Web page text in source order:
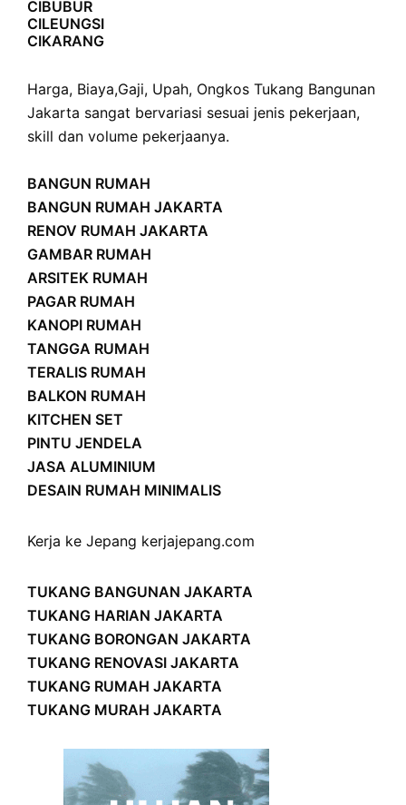
CIBUBUR
CILEUNGSI
CIKARANG
Harga, Biaya,Gaji, Upah, Ongkos Tukang Bangunan
Jakarta sangat bervariasi sesuai jenis pekerjaan,
skill dan volume pekerjaanya.
BANGUN RUMAH
BANGUN RUMAH JAKARTA
RENOV RUMAH JAKARTA
GAMBAR RUMAH
ARSITEK RUMAH
PAGAR RUMAH
KANOPI RUMAH
TANGGA RUMAH
TERALIS RUMAH
BALKON RUMAH
KITCHEN SET
PINTU JENDELA
JASA ALUMINIUM
DESAIN RUMAH MINIMALIS
Kerja ke Jepang kerjajepang.com
TUKANG BANGUNAN JAKARTA
TUKANG HARIAN JAKARTA
TUKANG BORONGAN JAKARTA
TUKANG RENOVASI JAKARTA
TUKANG RUMAH JAKARTA
TUKANG MURAH JAKARTA